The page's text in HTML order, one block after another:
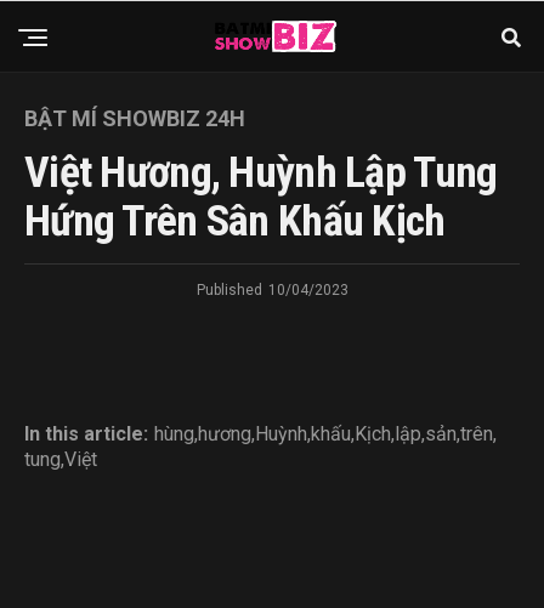
BẬT MÍ SHOWBIZ 24H
Việt Hương, Huỳnh Lập Tung
Hứng Trên Sân Khấu Kịch
Published 10/04/2023
In this article: hùng,hương,Huỳnh,khấu,Kịch,lập,sản,trên,
tung,Việt